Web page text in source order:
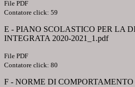
File PDF
Contatore click: 59
E - PIANO SCOLASTICO PER LA
INTEGRATA 2020-2021_1.pdf
File PDF
Contatore click: 80
F - NORME DI